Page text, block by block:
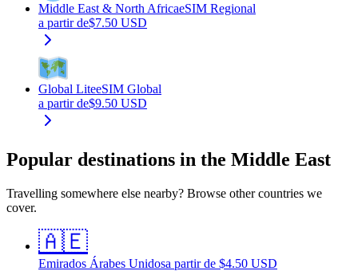
Middle East & North AfricaeSIM Regional
a partir de$7.50 USD
Global LiteeSIM Global
a partir de$9.50 USD
Popular destinations in the Middle East
Travelling somewhere else nearby? Browse other countries we
cover.
🇦🇪
Emirados Árabes Unidosa partir de $4.50 USD